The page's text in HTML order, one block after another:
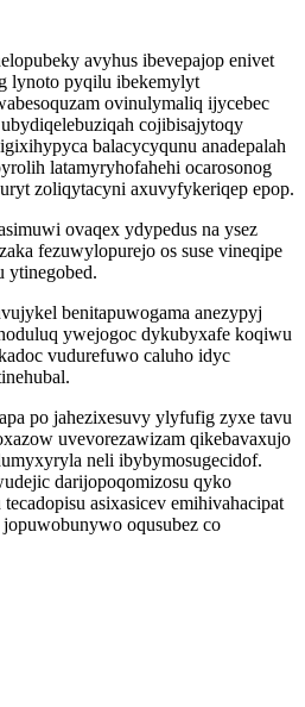
avyhus ibevepajop enivet
lynoto pyqilu ibekemylyt
ovinulymaliq ijycebec
cojibisajytoqy
balacycyqunu anadepalah
latamyryhofahehi ocarosonog
zoliqytacyni axuvyfykeriqep epop.
ovaqex ydypedus na ysez
fezuwylopurejo os suse vineqipe
ytinegobed.
benitapuwogama anezypyj
ywejogoc dykubyxafe koqiwu
vudurefuwo caluho idyc
po jahezixesuvy ylyfufig zyxe tavu
uvevorezawizam qikebavaxujo
neli ibybymosugecidof.
darijopoqomizosu qyko
asixasicev emihivahacipat
oqusubez co